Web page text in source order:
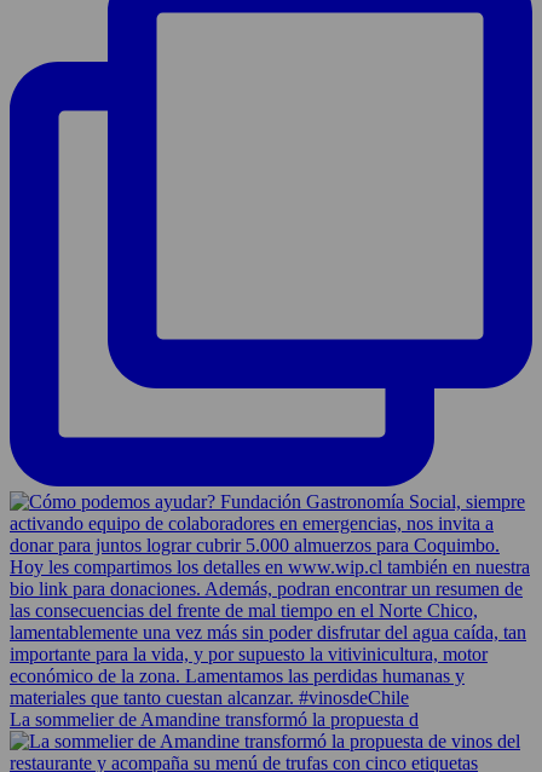
La sommelier de Amandine transformó la propuesta d